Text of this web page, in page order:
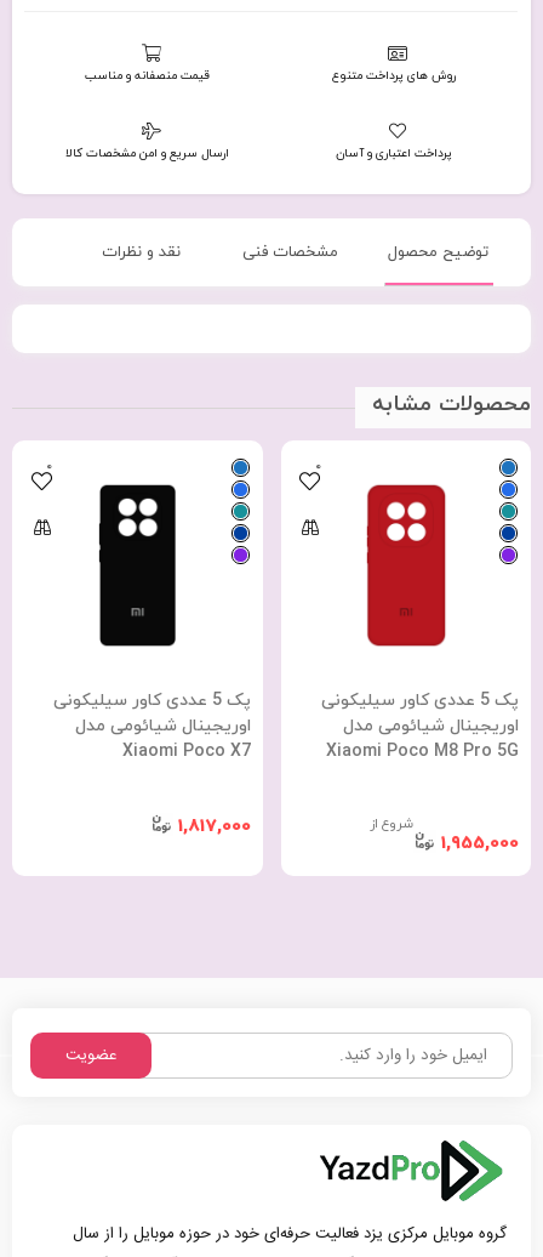
روش های پرداخت متنوع قیمت منصفانه و مناسب
پرداخت اعتباری و آسان ارسال سریع و امن مشخصات کالا
توضیح محصول مشخصات فنی نقد و نظرات
محصولات مشابه
پک 5 عددی کاور سیلیکونی
اوریجینال شیائومی مدل
Xiaomi Poco M8 Pro 5G
شروع از
1,955,000
0
پک 5 عددی کاور سیلیکونی
اوریجینال شیائومی مدل
Xiaomi Poco X7
1,817,000
0
عضویت
گروه موبایل مرکزی یزد فعالیت حرفه‌ای خود در حوزه موبایل را از سال